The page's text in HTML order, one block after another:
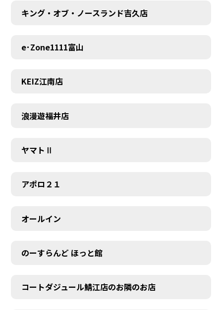
キング・オブ・ノースランド吉久店
e･Zone1111富山
KEIZ江南店
浪漫遊福井店
ヤマトⅡ
アポロ２１
オールイン
のーすらんど ほっと館
コートダジュール鯖江店のお隣のお店